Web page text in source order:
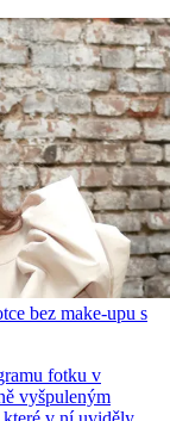
bez make-upu s
fotku v
vyšpuleným